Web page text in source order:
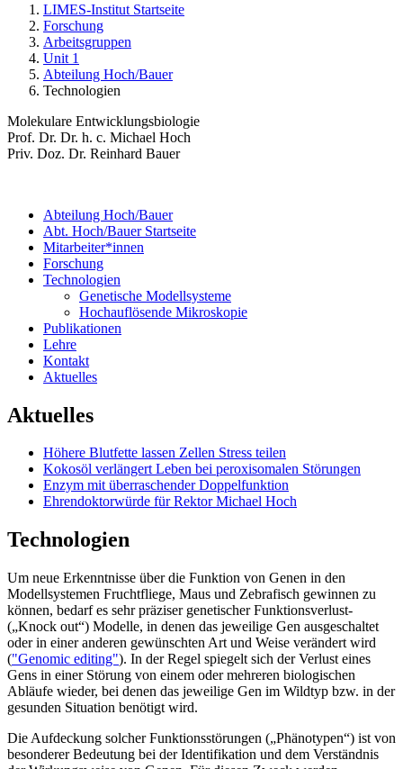
LIMES-Institut Startseite
Forschung
Arbeitsgruppen
Unit 1
Abteilung Hoch/Bauer
Technologien
Molekulare Entwicklungsbiologie
Prof. Dr. Dr. h. c. Michael Hoch
Priv. Doz. Dr. Reinhard Bauer
Abteilung Hoch/Bauer
Abt. Hoch/Bauer Startseite
Mitarbeiter*innen
Forschung
Technologien
Genetische Modellsysteme
Hochauflösende Mikroskopie
Publikationen
Lehre
Kontakt
Aktuelles
Aktuelles
Höhere Blutfette lassen Zellen Stress teilen
Kokosöl verlängert Leben bei peroxisomalen Störungen
Enzym mit überraschender Doppelfunktion
Ehrendoktorwürde für Rektor Michael Hoch
Technologien
Um neue Erkenntnisse über die Funktion von Genen in den
Modellsystemen Fruchtfliege, Maus und Zebrafisch gewinnen zu
können, bedarf es sehr präziser genetischer Funktionsverlust-
(„Knock out“) Modelle, in denen das jeweilige Gen ausgeschaltet
oder in einer anderen gewünschten Art und Weise verändert wird
("Genomic editing"). In der Regel spiegelt sich der Verlust eines
Gens in einer Störung von einem oder mehreren biologischen
Abläufe wieder, bei denen das jeweilige Gen im Wildtyp bzw. in der
gesunden Situation benötigt wird.
Die Aufdeckung solcher Funktionsstörungen („Phänotypen“) ist von
besonderer Bedeutung bei der Identifikation und dem Verständnis